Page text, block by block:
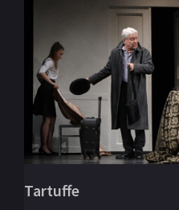
Tartuffe